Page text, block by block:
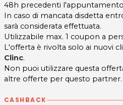
48h precedenti
In caso di mancata disdetta
sarà considerata effettuata.
Utilizzabile max. 1 coupon a
L'offerta è rivolta solo ai nuovi
Clinc.
Non puoi utilizzare questa
altre offerte per questo partner.
CASHBACK